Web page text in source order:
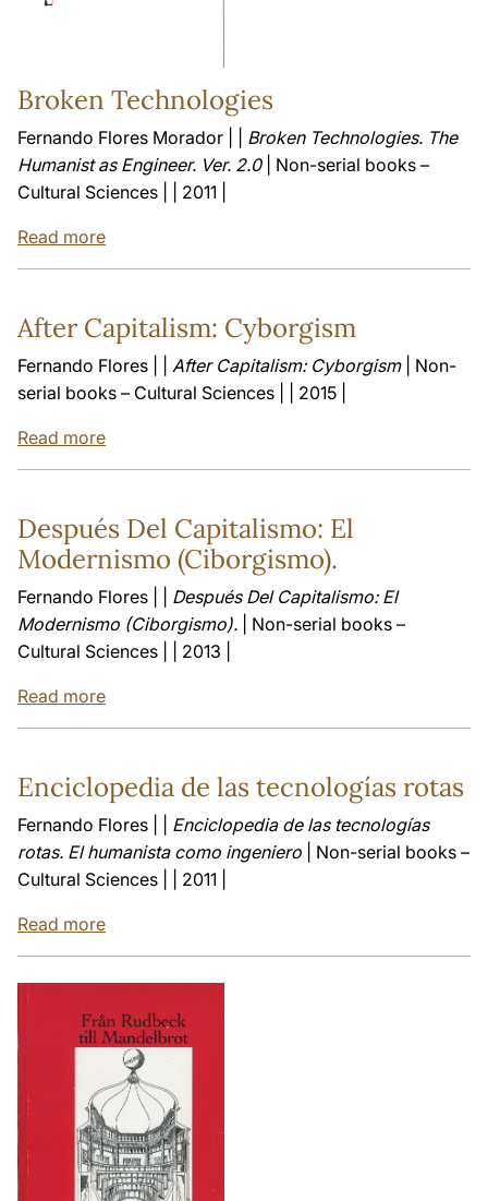
Broken Technologies
Fernando Flores Morador | | Broken Technologies. The
Humanist as Engineer. Ver. 2.0| Non-serial books –
Cultural Sciences | | 2011 |
Read more
After Capitalism: Cyborgism
Fernando Flores | | After Capitalism: Cyborgism| Non-
serial books – Cultural Sciences | | 2015 |
Read more
Después Del Capitalismo: El
Modernismo (Ciborgismo).
Fernando Flores | | Después Del Capitalismo: El
Modernismo (Ciborgismo). | Non-serial books –
Cultural Sciences | | 2013 |
Read more
Enciclopedia de las tecnologías rotas
Fernando Flores | | Enciclopedia de las tecnologías
rotas. El humanista como ingeniero | Non-serial books –
Cultural Sciences | | 2011 |
Read more